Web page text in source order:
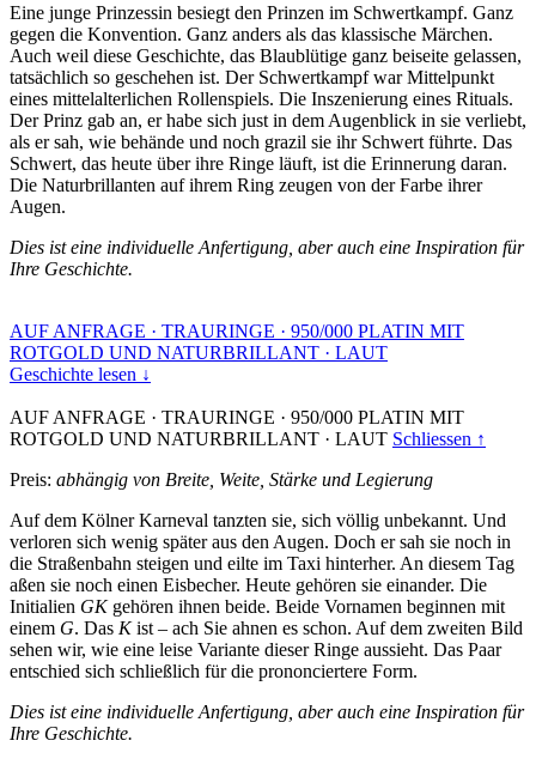
Eine junge Prinzessin besiegt den Prinzen im Schwertkampf. Ganz
gegen die Konvention. Ganz anders als das klassische Märchen.
Auch weil diese Geschichte, das Blaublütige ganz beiseite gelassen,
tatsächlich so geschehen ist. Der Schwertkampf war Mittelpunkt
eines mittelalterlichen Rollenspiels. Die Inszenierung eines Rituals.
Der Prinz gab an, er habe sich just in dem Augenblick in sie verliebt,
als er sah, wie behände und noch grazil sie ihr Schwert führte. Das
Schwert, das heute über ihre Ringe läuft, ist die Erinnerung daran.
Die Naturbrillanten auf ihrem Ring zeugen von der Farbe ihrer
Augen.
Dies ist eine individuelle Anfertigung, aber auch eine Inspiration für
Ihre Geschichte.
AUF ANFRAGE · TRAURINGE · 950/000 PLATIN MIT
ROTGOLD UND NATURBRILLANT · LAUT
Geschichte lesen ↓
AUF ANFRAGE · TRAURINGE · 950/000 PLATIN MIT
ROTGOLD UND NATURBRILLANT · LAUT Schliessen ↑
Preis: abhängig von Breite, Weite, Stärke und Legierung
Auf dem Kölner Karneval tanzten sie, sich völlig unbekannt. Und
verloren sich wenig später aus den Augen. Doch er sah sie noch in
die Straßenbahn steigen und eilte im Taxi hinterher. An diesem Tag
aßen sie noch einen Eisbecher. Heute gehören sie einander. Die
Initialien GKgehören ihnen beide. Beide Vornamen beginnen mit
einem G. Das Kist – ach Sie ahnen es schon. Auf dem zweiten Bild
sehen wir, wie eine leise Variante dieser Ringe aussieht. Das Paar
entschied sich schließlich für die prononciertere Form.
Dies ist eine individuelle Anfertigung, aber auch eine Inspiration für
Ihre Geschichte.